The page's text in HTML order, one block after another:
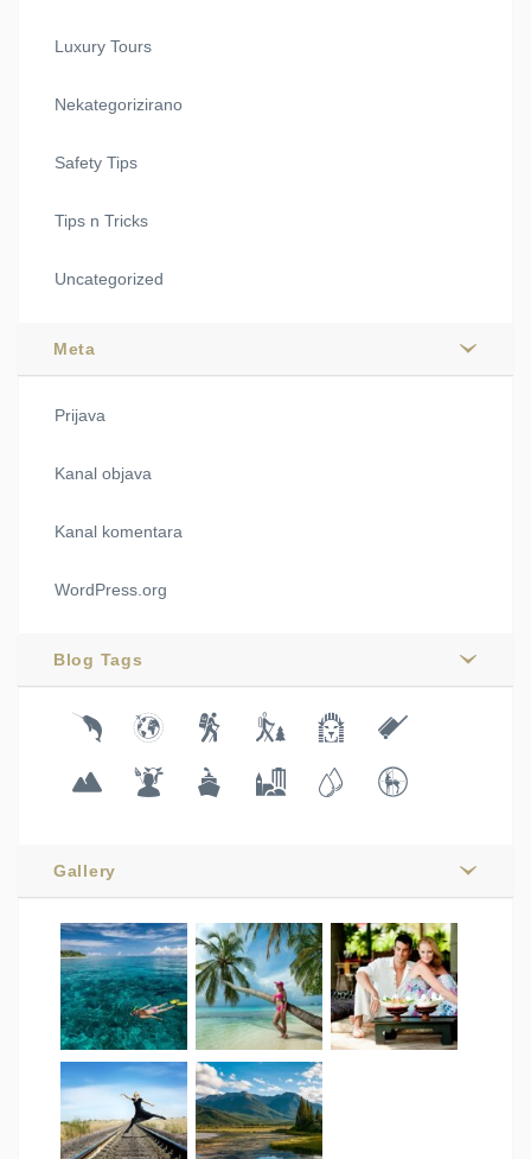
Luxury Tours
Nekategorizirano
Safety Tips
Tips n Tricks
Uncategorized
Meta
Prijava
Kanal objava
Kanal komentara
WordPress.org
Blog Tags
Gallery